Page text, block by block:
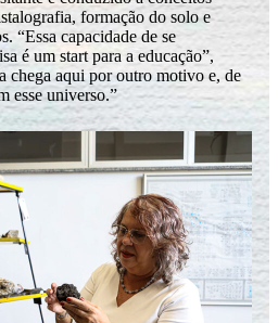
formação do solo e
“Essa capacidade de se
é um start para a educação”,
chega aqui por outro motivo e, de
esse universo.”